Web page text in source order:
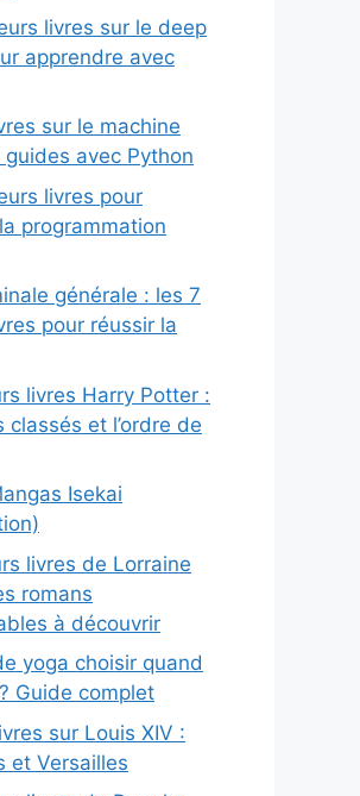
livres sur le deep
apprendre avec
sur le machine
guides avec Python
livres pour
programmation
générale : les 7
pour réussir la
livres Harry Potter :
classés et l’ordre de
Isekai
livres de Lorraine
romans
à découvrir
yoga choisir quand
Guide complet
sur Louis XIV :
et Versailles